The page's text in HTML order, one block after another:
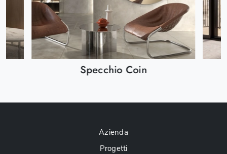
Specchio Coin
Azienda
Progetti